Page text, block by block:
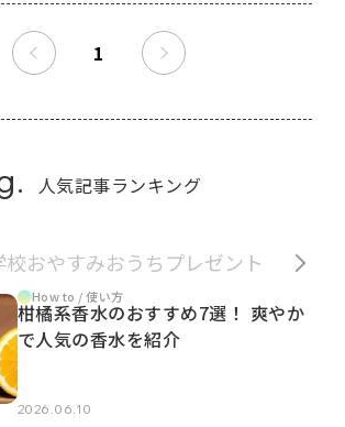
1
人気記事ランキング
校おやすみおうち プレゼント
How to / 使い方
柑橘系香水のおすすめ7選！ 爽やか
で人気の香水を紹介
2026.06.10